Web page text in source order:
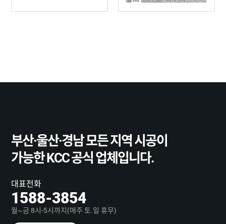
부산·울산·경남모든 지역 시공이
가능한KCC 공식 업체입니다.
대표전화
1588-3854
월~금 8시-5시까지(매주 토.일 휴무)